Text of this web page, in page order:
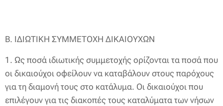
Β. ΙΔΙΩΤΙΚΗ ΣΥΜΜΕΤΟΧΗ ΔΙΚΑΙΟΥΧΩΝ
1. Ως ποσά ιδιωτικής συμμετοχής ορίζονται τα ποσά που
οι δικαιούχοι οφείλουν να καταβάλουν στους παρόχους
για τη διαμονή τους στο κατάλυμα. Οι δικαιούχοι που
επιλέγουν για τις διακοπές τους καταλύματα των νήσων